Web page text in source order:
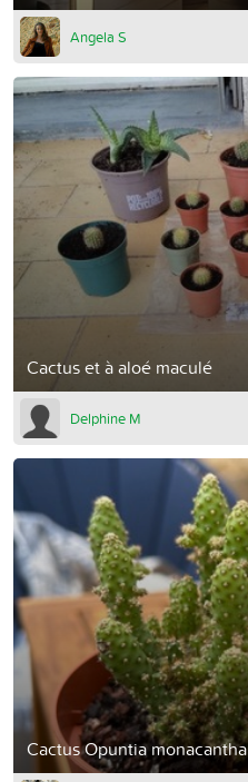
Angela S
Cactus et à aloé maculé
Delphine M
Cactus Opuntia monacantha